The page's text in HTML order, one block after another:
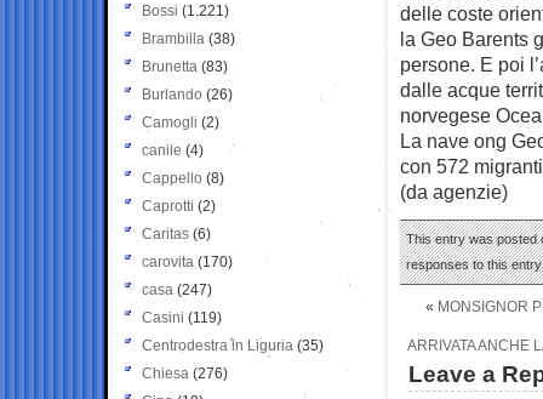
delle coste
la Geo Barents
persone. E poi
dalle acque
norvegese
La nave ong
con 572
(da agenzie)
This entry was posted
responses to this
« MONSIGNOR
ARRIVATA ANCHE
Leave a
Bossi (1.221)
Brambilla (38)
Brunetta (83)
Burlando (26)
Camogli (2)
canile (4)
Cappello (8)
Caprotti (2)
Caritas (6)
carovita (170)
casa (247)
Casini (119)
Centrodestra in Liguria (35)
Chiesa (276)